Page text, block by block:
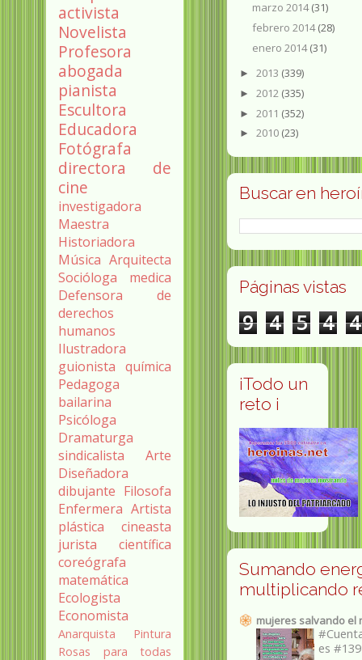
activista
Novelista
Profesora
abogada
pianista
Escultora
Educadora
Fotógrafa
directora de
cine
investigadora
Maestra
Historiadora
Música Arquitecta
Socióloga
medica
Defensora de
derechos
humanos
Ilustradora
guionista
química
Pedagoga
bailarina
Psicóloga
Dramaturga
sindicalista
Arte
Diseñadora
dibujante Filosofa
Enfermera Artista
plástica
cineasta
jurista
científica
coreógrafa
matemática
Ecologista
Economista
Anarquista
Pintura
Rosas para todas
marzo 2014(31)
febrero 2014(28)
enero 2014(31)
►2013 (339)
► 2012 (335)
► 2011 (352)
►2010 (23)
Buscar en
Páginas vistas
9 4 5 4 4
¡Todo un
reto ¡
Sumando
multiplicando
mujeres salvando el
es